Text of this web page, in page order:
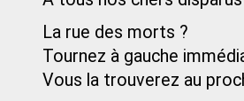
La rue des morts ?
Tournez à gauche
Vous la trouverez au